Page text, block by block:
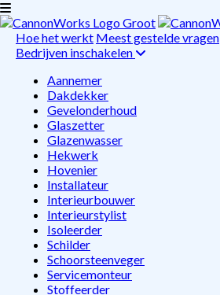
Hoe het werkt Meest gestelde vragen
Bedrijven inschakelen
Aannemer
Dakdekker
Gevelonderhoud
Glaszetter
Glazenwasser
Hekwerk
Hovenier
Installateur
Interieurbouwer
Interieurstylist
Isoleerder
Schilder
Schoorsteenveger
Servicemonteur
Stoffeerder